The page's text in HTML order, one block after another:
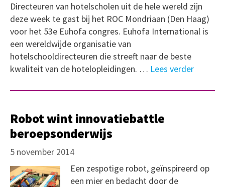
Directeuren van hotelscholen uit de hele wereld zijn
deze week te gast bij het ROC Mondriaan (Den Haag)
voor het 53e Euhofa congres. Euhofa International is
een wereldwijde organisatie van
hotelschooldirecteuren die streeft naar de beste
kwaliteit van de hotelopleidingen. … Lees verder
Robot wint innovatiebattle
beroepsonderwijs
5 november 2014
Een zespotige robot, geïnspireerd op
een mier en bedacht door de